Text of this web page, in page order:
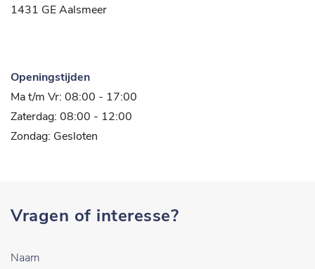
1431 GE Aalsmeer
Openingstijden
Ma t/m Vr: 08:00 - 17:00
Zaterdag: 08:00 - 12:00
Zondag: Gesloten
Vragen of interesse?